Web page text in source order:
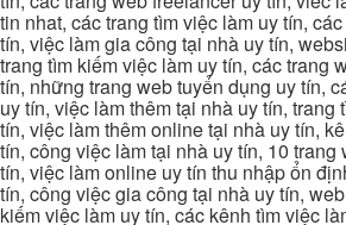
tin nhat, các trang tìm việc làm uy tín,
tín, việc làm gia công tại nhà uy tín,
trang tìm kiếm việc làm uy tín, các trang
tín, những trang web tuyển dụng uy tín,
uy tín, việc làm thêm tại nhà uy tín, trang
tín, việc làm thêm online tại nhà uy tín,
tín, công việc làm tại nhà uy tín, 10 trang
tín, việc làm online uy tín thu nhập ổn
tín, công việc gia công tại nhà uy tín,
kiếm việc làm uy tín, các kênh tìm việc